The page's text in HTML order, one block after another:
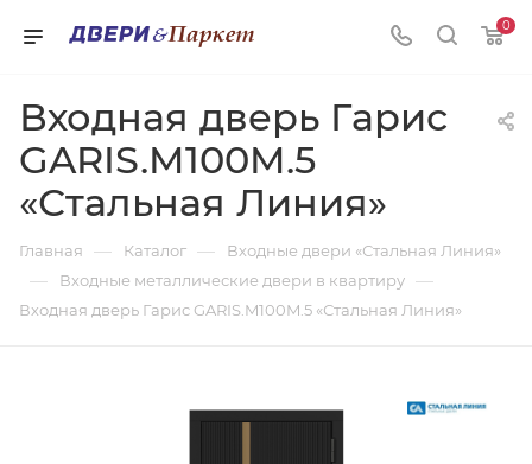
0
Входная дверь Гарис
GARIS.M100M.5
«Стальная Линия»
Главная — Каталог — Входные двери «Стальная Линия»
— Входные металлические двери в квартиру —
Входная дверь Гарис GARIS.M100M.5 «Стальная Линия»